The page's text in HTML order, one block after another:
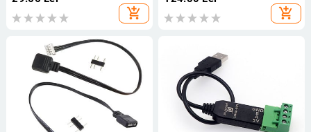
pentru Quadcopter E58/JY019add_shopping_cart
4090Ti 5.0 Cablu adaptor PCIE 5.0
12+4Pin/16Pin
add_shopping_cart